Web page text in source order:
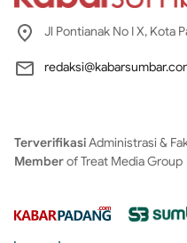
Jl Pontianak No I X, Kota
TerverifikasiAdministrasi &
Memberof Treat Media Group